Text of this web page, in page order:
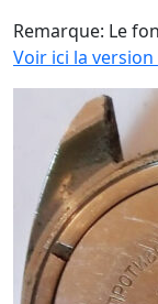
Remarque: Le
Voir ici la